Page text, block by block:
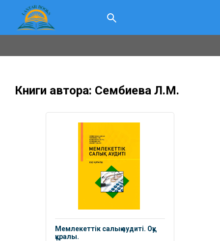
Книги автора: Сембиева Л.М.
Мемлекеттік салық аудиті. Оқу
құралы.